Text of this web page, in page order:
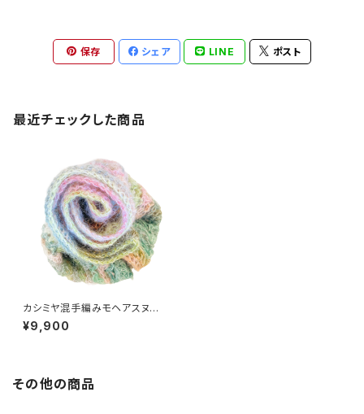
保存 シェア LINE ポスト
最近チェックした商品
カシミヤ混手編みモヘアスヌー
ド 日本製
¥9,900
その他の商品